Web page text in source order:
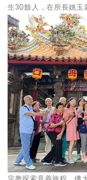
生30餘人，在所長姚玉